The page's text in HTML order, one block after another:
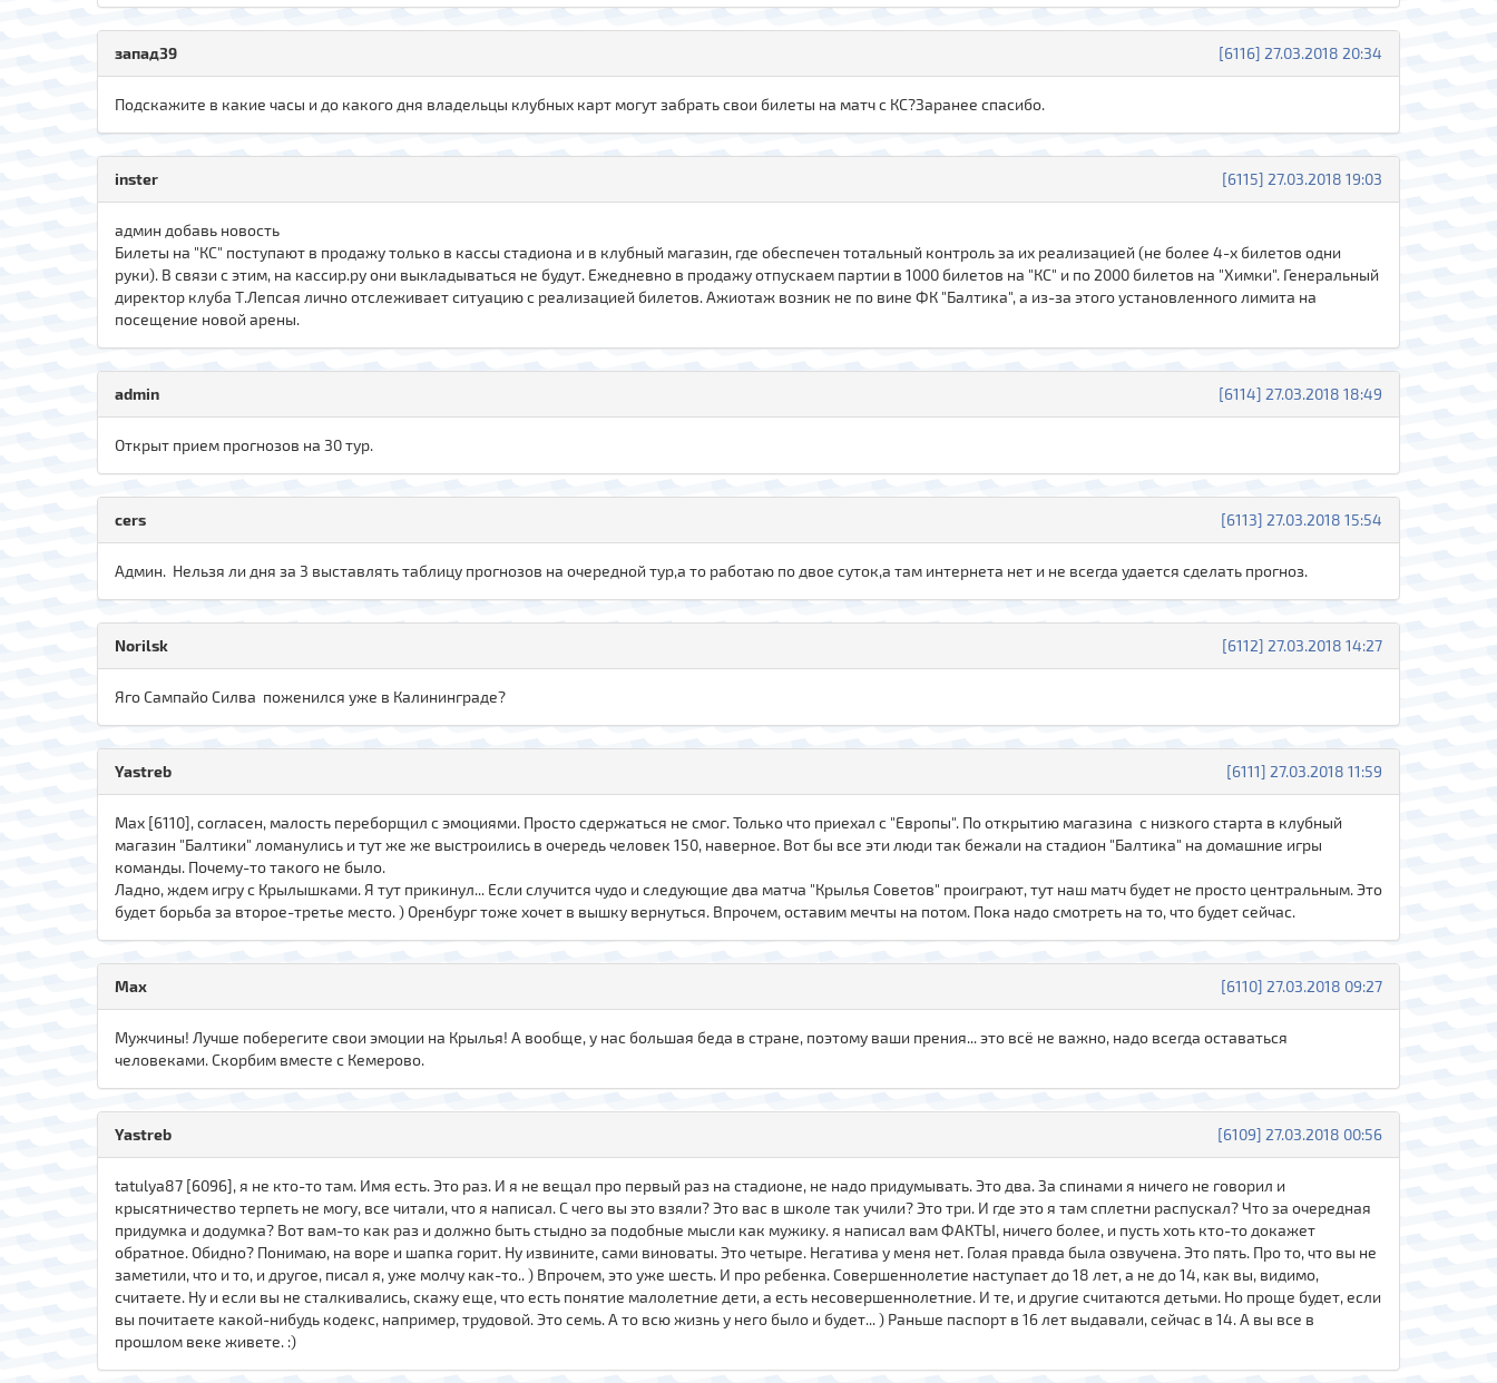
[6116] 27.03.2018 20:34
запад39
Подскажите в какие часы и до какого дня владельцы клубных карт могут забрать свои билеты на матч с КС?Заранее спасибо.
[6115] 27.03.2018 19:03
inster
админ добавь новость
Билеты на "КС" поступают в продажу только в кассы стадиона и в клубный магазин, где обеспечен тотальный контроль за их реализацией (не более 4-х билетов одни
руки). В связи с этим, на кассир.ру они выкладываться не будут. Ежедневно в продажу отпускаем партии в 1000 билетов на "КС" и по 2000 билетов на "Химки". Генеральный
директор клуба Т.Лепсая лично отслеживает ситуацию с реализацией билетов. Ажиотаж возник не по вине ФК "Балтика", а из-за этого установленного лимита на
посещение новой арены.
[6114] 27.03.2018 18:49
admin
Открыт прием прогнозов на 30 тур.
[6113] 27.03.2018 15:54
cers
Админ. Нельзя ли дня за 3 выставлять таблицу прогнозов на очередной тур,а то работаю по двое суток,а там интернета нет и не всегда удается сделать прогноз.
[6112] 27.03.2018 14:27
Norilsk
Яго Сампайо Силва поженился уже в Калининграде?
[6111] 27.03.2018 11:59
Yastreb
Max [6110], согласен, малость переборщил с эмоциями. Просто сдержаться не смог. Только что приехал с "Европы". По открытию магазина с низкого старта в клубный
магазин "Балтики" ломанулись и тут же же выстроились в очередь человек 150, наверное. Вот бы все эти люди так бежали на стадион "Балтика" на домашние игры
команды. Почему-то такого не было.
Ладно, ждем игру с Крылышками. Я тут прикинул... Если случится чудо и следующие два матча "Крылья Советов" проиграют, тут наш матч будет не просто центральным. Это
будет борьба за второе-третье место. ) Оренбург тоже хочет в вышку вернуться. Впрочем, оставим мечты на потом. Пока надо смотреть на то, что будет сейчас.
[6110] 27.03.2018 09:27
Max
Мужчины! Лучше поберегите свои эмоции на Крылья! А вообще, у нас большая беда в стране, поэтому ваши прения... это всё не важно, надо всегда оставаться
человеками. Скорбим вместе с Кемерово.
[6109] 27.03.2018 00:56
Yastreb
tatulya87 [6096], я не кто-то там. Имя есть. Это раз. И я не вещал про первый раз на стадионе, не надо придумывать. Это два. За спинами я ничего не говорил и
крысятничество терпеть не могу, все читали, что я написал. С чего вы это взяли? Это вас в школе так учили? Это три. И где это я там сплетни распускал? Что за очередная
придумка и додумка? Вот вам-то как раз и должно быть стыдно за подобные мысли как мужику. я написал вам ФАКТЫ, ничего более, и пусть хоть кто-то докажет
обратное. Обидно? Понимаю, на воре и шапка горит. Ну извините, сами виноваты. Это четыре. Негатива у меня нет. Голая правда была озвучена. Это пять. Про то, что вы не
заметили, что и то, и другое, писал я, уже молчу как-то.. ) Впрочем, это уже шесть. И про ребенка. Совершеннолетие наступает до 18 лет, а не до 14, как вы, видимо,
считаете. Ну и если вы не сталкивались, скажу еще, что есть понятие малолетние дети, а есть несовершеннолетние. И те, и другие считаются детьми. Но проще будет, если
вы почитаете какой-нибудь кодекс, например, трудовой. Это семь. А то всю жизнь у него было и будет... ) Раньше паспорт в 16 лет выдавали, сейчас в 14. А вы все в
прошлом веке живете. :)